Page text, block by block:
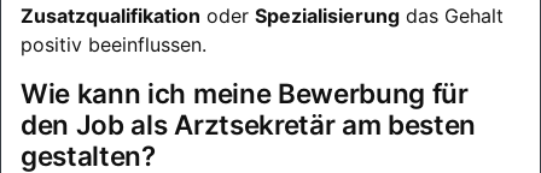
Zusatzqualifikation oder Spezialisierung das Gehalt
positiv beeinflussen.
Wie kann ich meine Bewerbung für
den Job als Arztsekretär am besten
gestalten?